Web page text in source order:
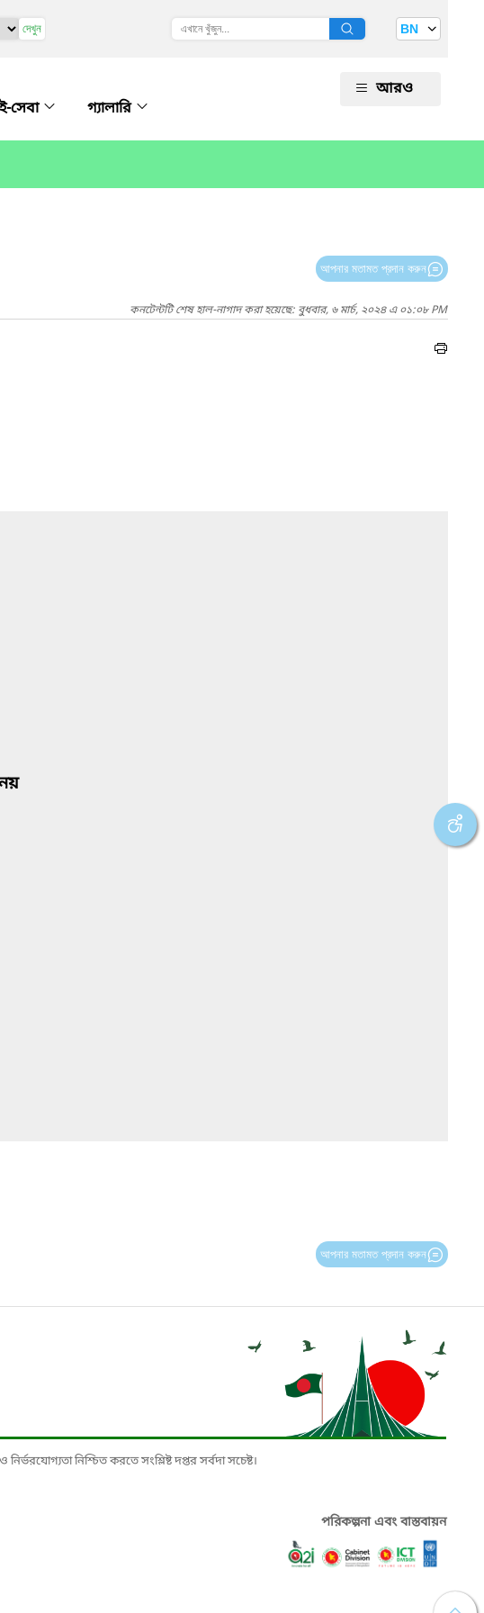
দেখুন BN
ই-সেবা গ্যালারি
আরও
আপনার মতামত প্রদান করুন
কনটেন্টটি শেষ হাল-নাগাদ করা হয়েছে: বুধবার, ৬ মার্চ, ২০২৪ এ ০১:০৮ PM
আপনার মতামত প্রদান করুন
নিশ্চিত করতে সংশ্লিষ্ট দপ্তর সর্বদা সচেষ্ট।
পরিকল্পনা এবং বাস্তবায়ন